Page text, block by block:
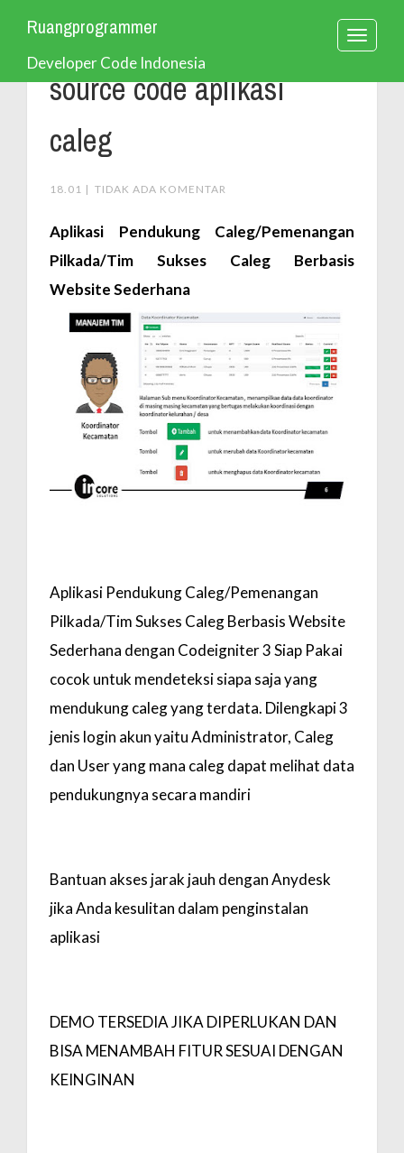
Ruangprogrammer
Developer Code Indonesia
T
source code aplikasi
caleg
18.01 | TIDAK ADA KOMENTAR
Aplikasi Pendukung Caleg/Pemenangan
Pilkada/Tim Sukses Caleg Berbasis
Website Sederhana
Aplikasi Pendukung Caleg/Pemenangan
Pilkada/Tim Sukses Caleg Berbasis Website
Sederhana dengan Codeigniter 3 Siap Pakai
cocok untuk mendeteksi siapa saja yang
mendukung caleg yang terdata. Dilengkapi 3
jenis login akun yaitu Administrator, Caleg
dan User yang mana caleg dapat melihat data
pendukungnya secara mandiri
Bantuan akses jarak jauh dengan Anydesk
jika Anda kesulitan dalam penginstalan
aplikasi
DEMO TERSEDIA JIKA DIPERLUKAN DAN
BISA MENAMBAH FITUR SESUAI DENGAN
KEINGINAN